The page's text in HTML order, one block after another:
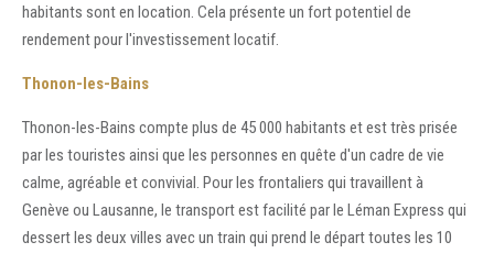
habitants sont en location. Cela présente un fort potentiel de
rendement pour l'investissement locatif.
Thonon-les-Bains
Thonon-les-Bains compte plus de 45 000 habitants et est très prisée
par les touristes ainsi que les personnes en quête d'un cadre de vie
calme, agréable et convivial. Pour les frontaliers qui travaillent à
Genève ou Lausanne, le transport est facilité par le Léman Express qui
dessert les deux villes avec un train qui prend le départ toutes les 10